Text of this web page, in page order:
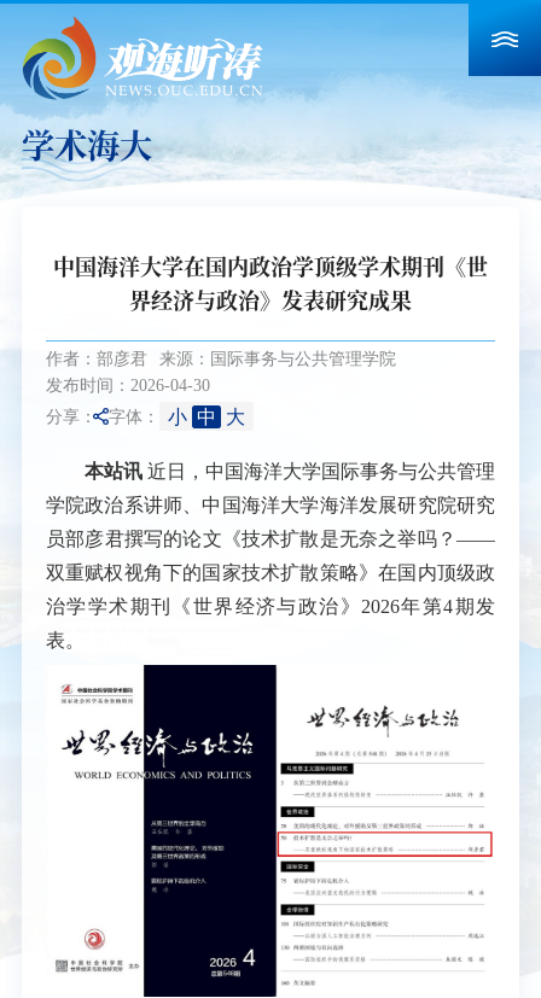
学术海大
中国海洋大学在国内政治学顶级学术期刊《世
界经济与政治》发表研究成果
作者：部彦君
来源：国际事务与公共管理学院
发布时间：2026-04-30
分享： 字体： 小 中 大
本站讯近日，中国海洋大学国际事务与公共管理
学院政治系讲师、中国海洋大学海洋发展研究院研究
员部彦君撰写的论文《技术扩散是无奈之举吗？——
双重赋权视角下的国家技术扩散策略》在国内顶级政
治学学术期刊《世界经济与政治》2026年第4期发
表。